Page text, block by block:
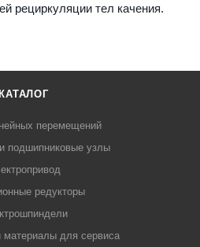
рециркуляции тел качения.
КАТАЛОГ
перемещений
подшипниковые узлы
редукторы
материалы для сервиса